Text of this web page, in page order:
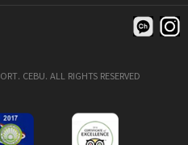
CEBU. ALL RIGHTS RESERVED